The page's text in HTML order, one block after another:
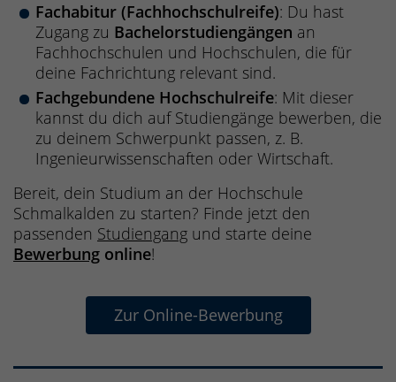
Fachabitur (Fachhochschulreife): Du hast
Zugang zu Bachelorstudiengängen an
Fachhochschulen und Hochschulen, die für
deine Fachrichtung relevant sind.
Fachgebundene Hochschulreife: Mit dieser
kannst du dich auf Studiengänge bewerben, die
zu deinem Schwerpunkt passen, z. B.
Ingenieurwissenschaften oder Wirtschaft.
Bereit, dein Studium an der Hochschule
Schmalkalden zu starten? Finde jetzt den
passenden Studiengang und starte deine
Bewerbung online!
Zur Online-Bewerbung